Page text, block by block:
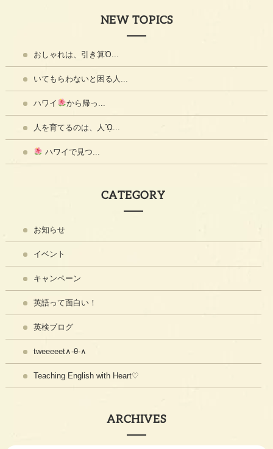
NEW TOPICS
おしゃれは、引き算Ὀ...
いてもらわないと困る人...
ハワイ から帰っ...
人を育てるのは、人ᾫ...
ハワイで見つ...
CATEGORY
お知らせ
イベント
キャンペーン
英語って面白い！
英検ブログ
tweeeeet∧-θ-∧
Teaching English with Heart♡
ARCHIVES